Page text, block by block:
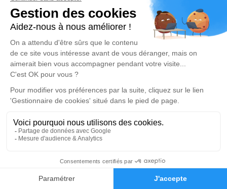
Faire-part Hommages
ou des textes. Cet endroit est un lieu d'expression dédié à
honorer la mémoire de Ginette AUTHIER.
Un service de plantation d’arbre hommage estdisponible
vendredi 18 juillet 2025 à 14h30
Salle de Cérémonie du Funérarium du Gra
de Pontarlier